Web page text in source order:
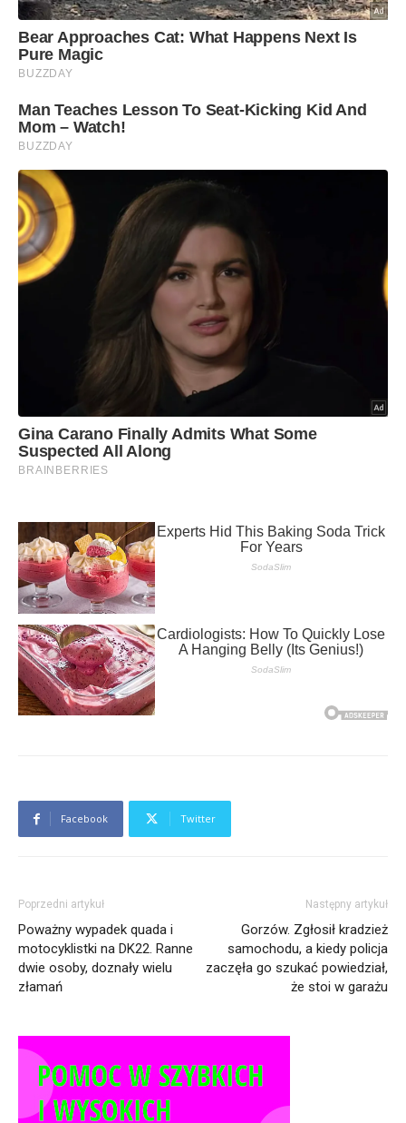
Facebook Twitter
Poprzedni artykuł
Poważny wypadek quada i
motocyklistki na DK22. Ranne
dwie osoby, doznały wielu
złamań
Następny artykuł
Gorzów. Zgłosił kradzież
samochodu, a kiedy policja
zaczęła go szukać powiedział,
że stoi w garażu